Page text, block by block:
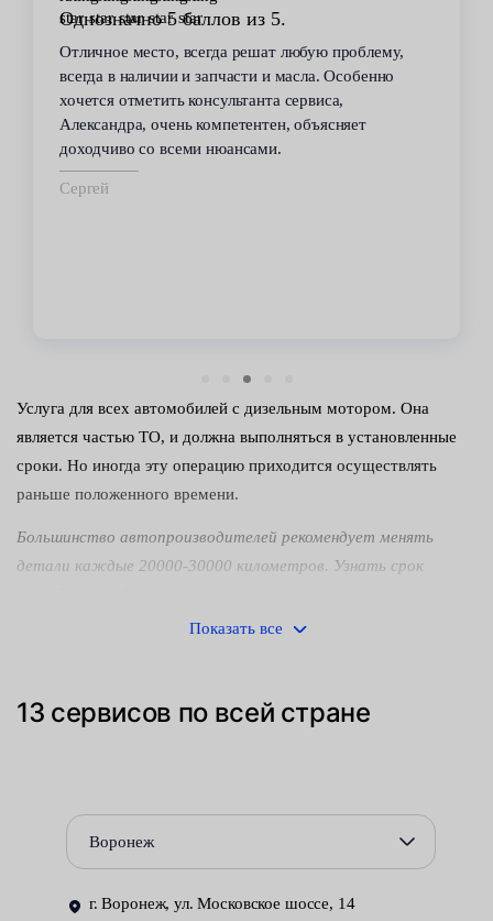
Однозначно 5 баллов из 5.
Отличное место, всегда решат любую проблему,
всегда в наличии и запчасти и масла. Особенно
хочется отметить консультанта сервиса,
Александра, очень компетентен, объясняет
доходчиво со всеми нюансами.
Сергей
Услуга для всех автомобилей с дизельным мотором. Она
является частью ТО, и должна выполняться в установленные
сроки. Но иногда эту операцию приходится осуществлять
раньше положенного времени.
Большинство автопроизводителей рекомендует менять
детали каждые 20000-30000 километров. Узнать срок
конкретного автомобиля.
детали неисправны можно по таким симптомам:
нестабильная работа мотора и некоторые иные.
Показать все
13 сервисов по всей стране
Воронеж
г. Воронеж, ул. Московское шоссе, 14